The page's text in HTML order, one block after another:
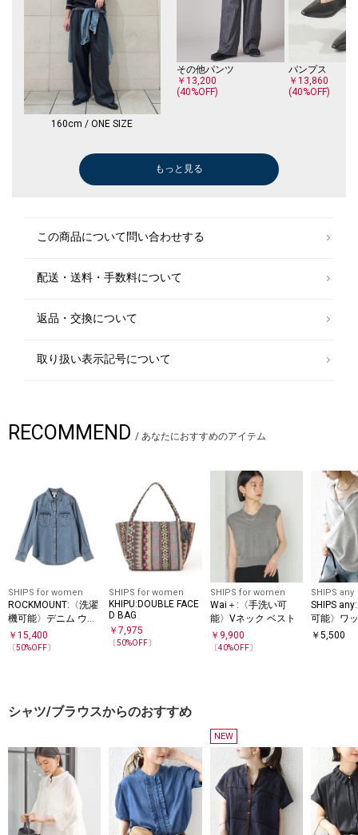
160cm / ONE SIZE
その他パンツ
￥13,200
(40%OFF)
パンプス
￥13,860
(40%OFF)
その他パンツ
ニット/セーター
ひざ・ミドル丈
ロング・マキシ丈
ロング・マキシ丈
ボストンバッグ
パンプス
ボストンバッグ
ひざ・ミドル丈
ネックレス
その他パンツ
トートバッグ
ネックレス
もっと見る
この商品について問い合わせする
配送・送料・手数料について
返品・交換について
取り扱い表示記号について
RECOMMEND / あなたにおすすめのアイテム
SHIPS for women
ROCKMOUNT:〈洗濯
機可能〉デニム ウエ
スタン エンブロイダ
リー
￥ 15,400
〔50%OFF〕
SHIPS for women
KHIPU:DOUBLE FACE
D BAG
￥7,975
〔50%OFF〕
SHIPS for women
Wai＋:〈手洗い可
能〉Vネック ベスト
￥ 9,900
〔40%OFF〕
SHIPS any
SHIPS
可能〉ワ
リーネッ
￥5,500
シャツ/ブラウスからのおすすめ
NEW